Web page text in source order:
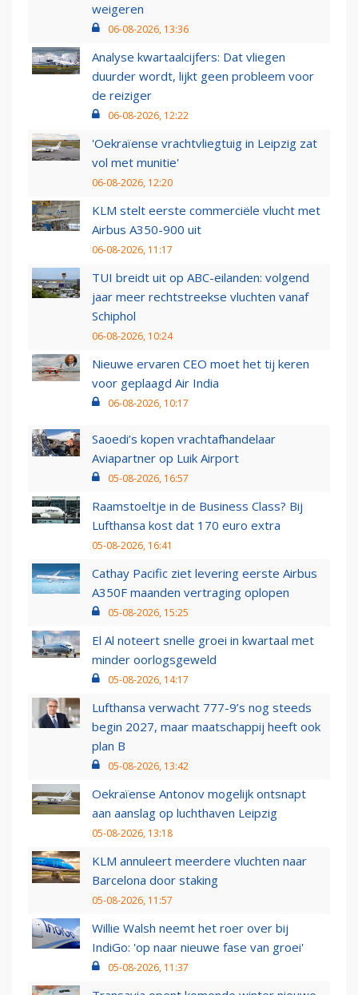
weigeren
06-08-2026, 13:36
Analyse kwartaalcijfers: Dat vliegen
duurder wordt, lijkt geen probleem voor
de reiziger
06-08-2026, 12:22
'Oekraïense vrachtvliegtuig in Leipzig zat
vol met munitie'
06-08-2026, 12:20
KLM stelt eerste commerciële vlucht met
Airbus A350-900 uit
06-08-2026, 11:17
TUI breidt uit op ABC-eilanden: volgend
jaar meer rechtstreekse vluchten vanaf
Schiphol
06-08-2026, 10:24
Nieuwe ervaren CEO moet het tij keren
voor geplaagd Air India
06-08-2026, 10:17
Saoedi’s kopen vrachtafhandelaar
Aviapartner op Luik Airport
05-08-2026, 16:57
Raamstoeltje in de Business Class? Bij
Lufthansa kost dat 170 euro extra
05-08-2026, 16:41
Cathay Pacific ziet levering eerste Airbus
A350F maanden vertraging oplopen
05-08-2026, 15:25
El Al noteert snelle groei in kwartaal met
minder oorlogsgeweld
05-08-2026, 14:17
Lufthansa verwacht 777-9’s nog steeds
begin 2027, maar maatschappij heeft ook
plan B
05-08-2026, 13:42
Oekraïense Antonov mogelijk ontsnapt
aan aanslag op luchthaven Leipzig
05-08-2026, 13:18
KLM annuleert meerdere vluchten naar
Barcelona door staking
05-08-2026, 11:57
Willie Walsh neemt het roer over bij
IndiGo: 'op naar nieuwe fase van groei'
05-08-2026, 11:37